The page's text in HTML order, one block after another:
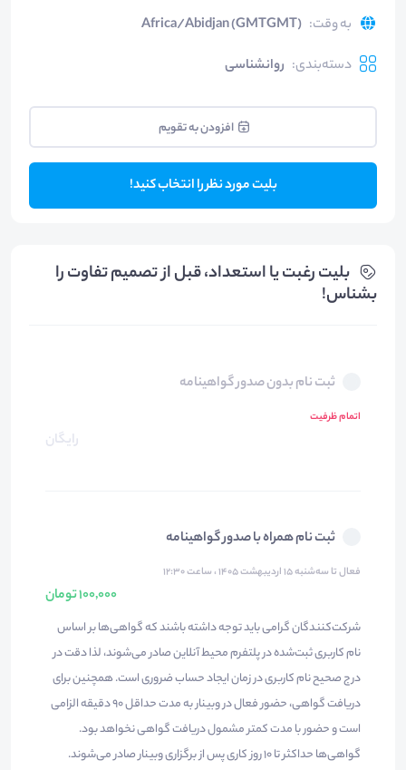
به وقت:
Africa/Abidjan (GMTGMT)
دسته‌بندی: روانشناسی
افزودن به تقویم
بلیت مورد نظر را انتخاب کنید!
بلیت‌ رغبت يا استعداد، قبل از تصميم تفاوت را
بشناس!
ثبت نام بدون صدور گواهینامه
اتمام ظرفیت
رایگان
ثبت نام همراه با صدور گواهینامه
فعال تا سه‌شنبه ۱۵ اردیبهشت ۱۴۰۵ ، ساعت ۱۲:۳۰
100,000 تومان
شرکت‌کنندگان گرامی باید توجه داشته باشند که گواهی‌ها بر اساس
نام کاربری ثبت‌شده در پلتفرم محیط آنلاین صادر می‌شوند، لذا دقت در
درج صحیح نام کاربری در زمان ایجاد حساب ضروری است. همچنین برای
دریافت گواهی، حضور فعال در وبینار به مدت حداقل ۹۰ دقیقه الزامی
است و حضور با مدت کمتر مشمول دریافت گواهی نخواهد بود.
گواهی‌ها حداکثر تا ۱۰ روز کاری پس از برگزاری وبینار صادر می‌شوند.